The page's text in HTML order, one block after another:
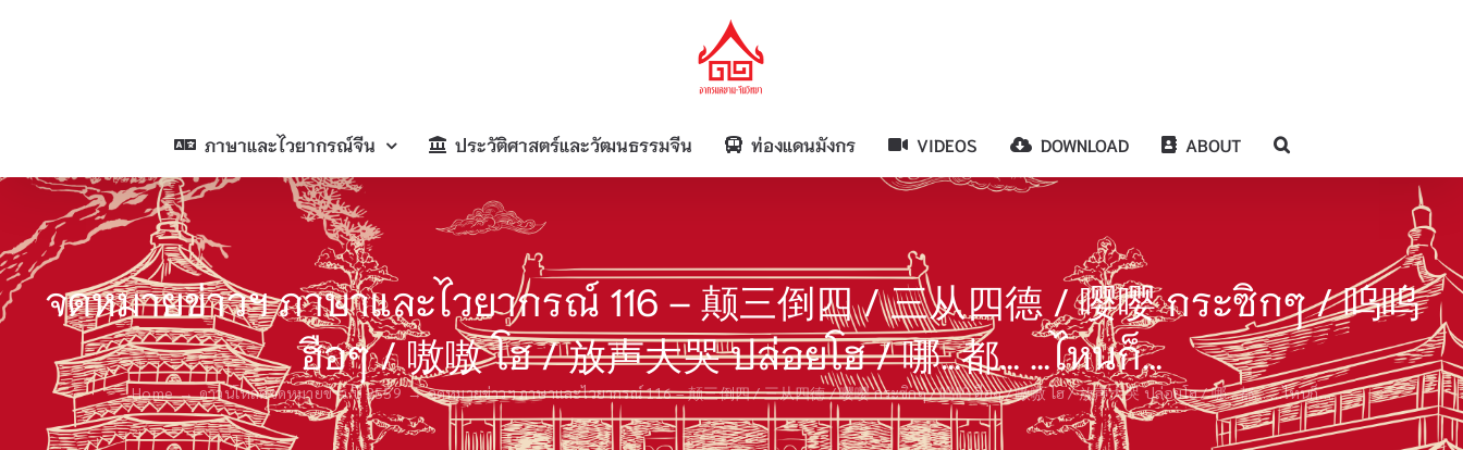
ภาษาและไวยากรณ์จีน ประวัติศาสตร์และวัฒนธรรมจีน ท่องแดนมังกร VIDEOS DOWNLOAD ABOUT
จดหมายข่าวฯ ภาษาและไวยากรณ์ 116 – 颠三倒四 / 三从四德 / 嘤嘤 กระซิกๆ / 呜呜
ฮือๆ / 嗷嗷 โฮ / 放声大哭 ปล่อยโฮ / 哪…都… …ไหนก็…
Home ดาวน์โหลดจดหมายข่าว ปี 2559 จดหมายข่าวฯ ภาษาและไวยากรณ์ 116 – 颠三倒四 / 三从四德 / 嘤嘤 กระซิกๆ / 呜呜 ฮือๆ / 嗷嗷 โฮ / 放声大哭 ปล่อยโฮ / 哪…都… …ไหนก็…